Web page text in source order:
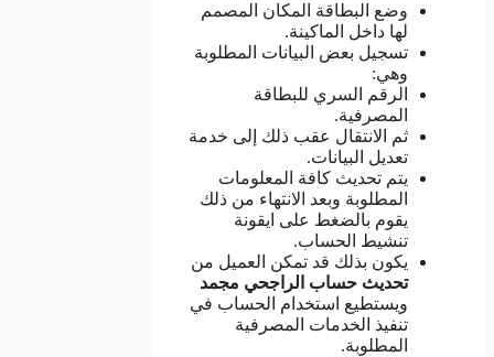
وضع البطاقة المكان المصمم
لها داخل الماكينة.
تسجيل بعض البيانات المطلوبة
وهي:
الرقم السري للبطاقة
المصرفية.
ثم الانتقال عقب ذلك إلى خدمة
تعديل البيانات.
يتم تحديث كافة المعلومات
المطلوبة وبعد الانتهاء من ذلك
يقوم بالضغط على ايقونة
تنشيط الحساب.
يكون بذلك قد تمكن العميل من
تحديث حساب الراجحي مجمد
ويستطيع استخدام الحساب في
تنفيذ الخدمات المصرفية
المطلوبة.